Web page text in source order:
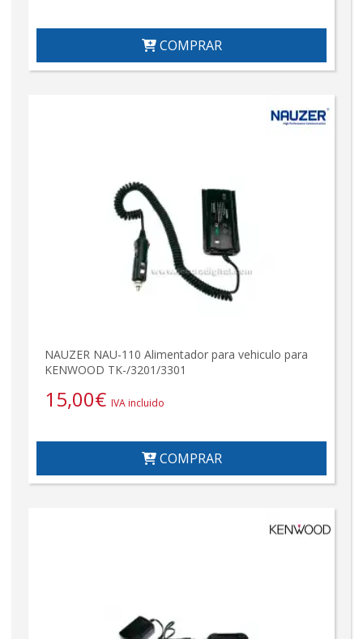
COMPRAR
NAUZER NAU-110 Alimentador para vehiculo para
KENWOOD TK-/3201/3301
15,00€ IVA incluido
COMPRAR